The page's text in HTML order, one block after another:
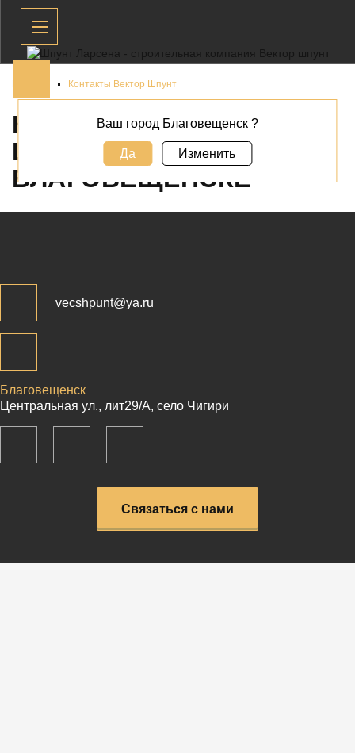
Контакты Вектор Шпунт
КОНТАКТЫ ВЕКТОР
ШПУНТ В
БЛАГОВЕЩЕНСКЕ
vecshpunt@ya.ru
Благовещенск
Центральная ул., лит29/А, село Чигири
Связаться с нами
Ваш город Благовещенск ?
Да Изменить